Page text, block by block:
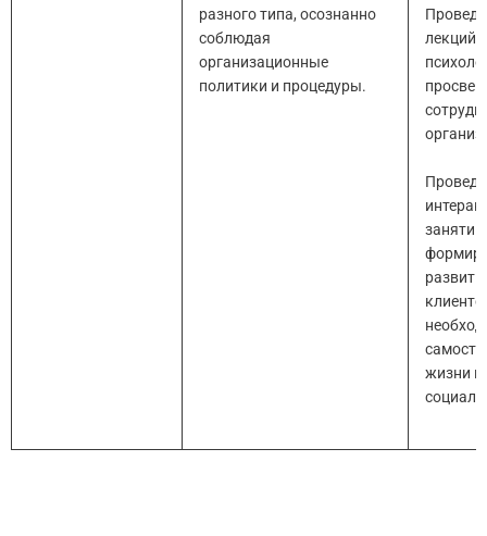
разного типа, осознанно
соблюдая
организационные
политики и процедуры.
лекций
занятий
жизни и